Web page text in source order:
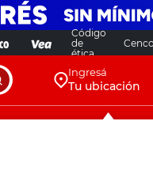
Código
de
ética
Ingresá
Tu ubicación